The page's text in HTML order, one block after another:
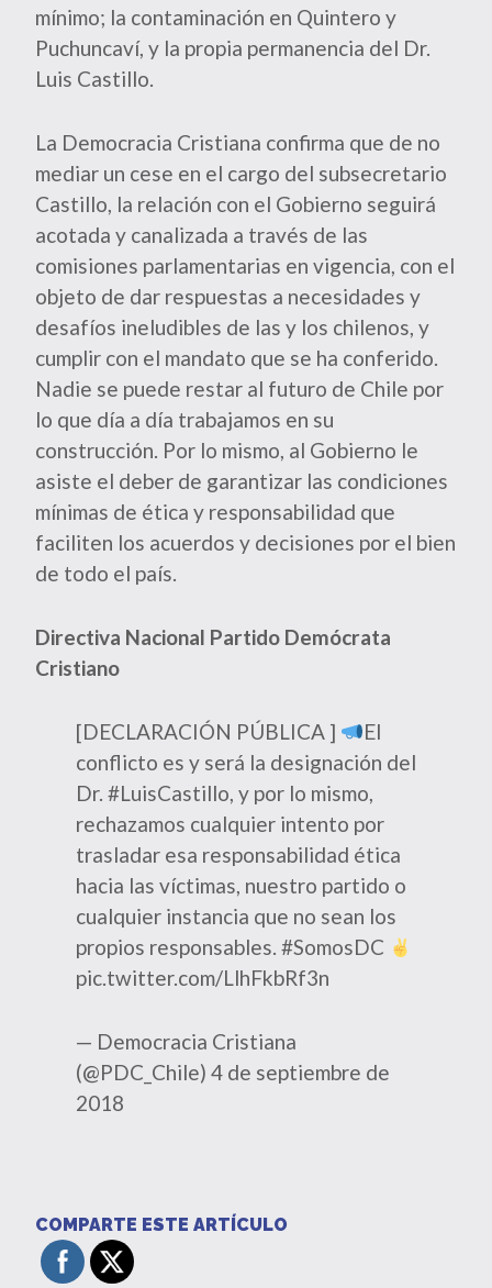
mínimo; la contaminación en Quintero y
Puchuncaví, y la propia permanencia del Dr.
Luis Castillo.
La Democracia Cristiana confirma que de no
mediar un cese en el cargo del subsecretario
Castillo, la relación con el Gobierno seguirá
acotada y canalizada a través de las
comisiones parlamentarias en vigencia, con el
objeto de dar respuestas a necesidades y
desafíos ineludibles de las y los chilenos, y
cumplir con el mandato que se ha conferido.
Nadie se puede restar al futuro de Chile por
lo que día a día trabajamos en su
construcción. Por lo mismo, al Gobierno le
asiste el deber de garantizar las condiciones
mínimas de ética y responsabilidad que
faciliten los acuerdos y decisiones por el bien
de todo el país.
Directiva Nacional Partido Demócrata
Cristiano
[DECLARACIÓN PÚBLICA ]
El
conflicto es y será la designación del
Dr. #LuisCastillo, y por lo mismo,
rechazamos cualquier intento por
trasladar esa responsabilidad ética
hacia las víctimas, nuestro partido o
cualquier instancia que no sean los
propios responsables. #SomosDC
pic.twitter.com/LlhFkbRf3n
— Democracia Cristiana
(@PDC_Chile) 4 de septiembre de
2018
COMPARTE ESTE ARTÍCULO